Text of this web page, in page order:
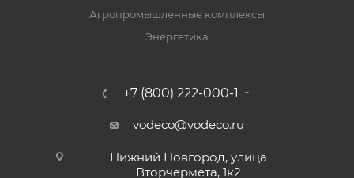
Агропромышленные комплексы
Энергетика
+7 (800) 222-000-1
vodeco@vodeco.ru
Нижний Новгород, улица
Вторчермета, 1к2